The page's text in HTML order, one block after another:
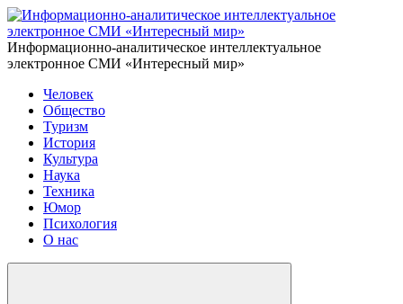
Информационно-аналитическое интеллектуальное
электронное СМИ «Интересный мир»
Человек
Общество
Туризм
История
Культура
Наука
Техника
Юмор
Психология
О нас